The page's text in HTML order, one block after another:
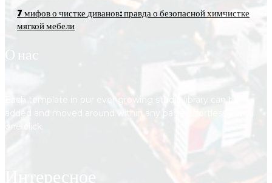
7 мифов о чистке диванов: правда о безопасной химчистке
мягкой мебели
О нас
Each template in our ever growing studio library can be
added and moved around within any page effortlessly with
Интересное